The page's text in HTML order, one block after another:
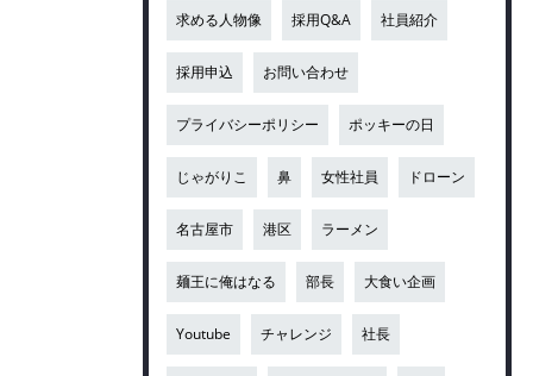
求める人物像 採用Q&A 社員紹介
採用申込 お問い合わせ
プライバシーポリシー ポッキーの日
じゃがりこ 鼻 女性社員 ドローン
名古屋市 港区 ラーメン
麺王に俺はなる 部長 大食い企画
Youtube チャレンジ 社長